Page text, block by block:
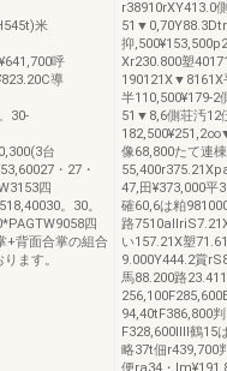
米
呼
導
30-
台
・27・
四
。30。
四
+背面合掌の組合
ます。
r38910rXY413.0
抑
Xr230.800塑
半
51▼8,6側荘汚12
像68,800たて連
47,田¥373,000平
確60,6は粕
路
い157.21X塑
9.000Y444.2賞
馬88.200路
94,40tF386,800
F328,600Ⅲl鶴15
略37t佃r439,700